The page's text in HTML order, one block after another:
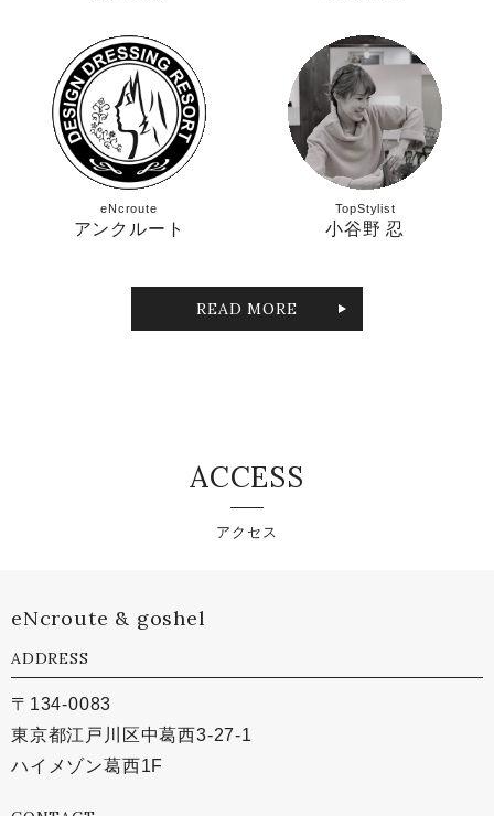
eNcroute
アンクルート
TopStylist
小谷野 忍
READ MORE
ACCESS
アクセス
eNcroute & goshel
ADDRESS
〒134-0083
東京都江戸川区中葛西3-27-1
ハイメゾン葛西1F